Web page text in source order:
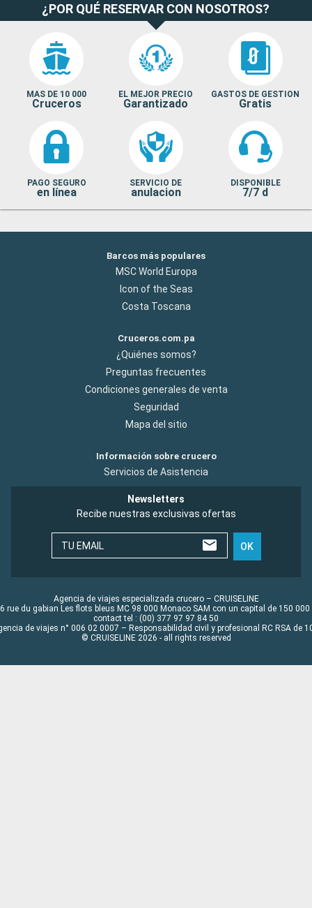
¿POR QUÉ RESERVAR CON NOSOTROS?
MAS DE 10 000
Cruceros
EL MEJOR PRECIO
Garantizado
GASTOS DE GESTION
Gratis
PAGO SEGURO
en línea
SERVICIO DE
anulacion
DISPONIBLE
7/7 d
Barcos más populares
MSC World Europa
Icon of the Seas
Costa Toscana
Cruceros.com.pa
¿Quiénes somos?
Preguntas frecuentes
Condiciones generales de venta
Seguridad
Mapa del sitio
Información sobre crucero
Servicios de Asistencia
Newsletters
Recibe nuestras exclusivas ofertas
TU EMAIL OK
Agencia de viajes especializada crucero – CRUISELINE
rue du gabian Les flots bleus MC 98 000 Monaco SAM con un capital de 150 000
contact tel : (00) 377 97 97 84 50
de viajes n° 006 02 0007 – Responsabilidad civil y profesional RC RSA de
© CRUISELINE 2026 - all rights reserved